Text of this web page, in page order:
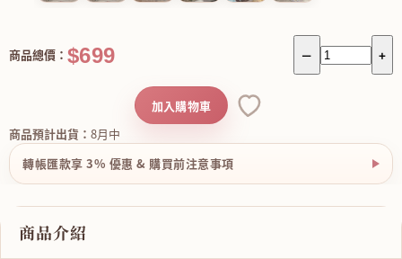
－ +
商品總價： $699
商品預計出貨： 8月中
加入購物車
轉帳匯款享 3% 優惠 & 購買前注意事項
商品介紹